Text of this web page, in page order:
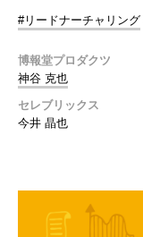
#リードナーチャリング
博報堂プロダクツ
神谷 克也
セレブリックス
今井 晶也